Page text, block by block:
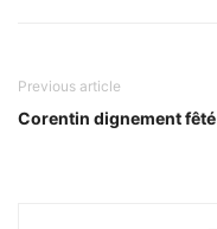
Previous article
Corentin dignement fêté